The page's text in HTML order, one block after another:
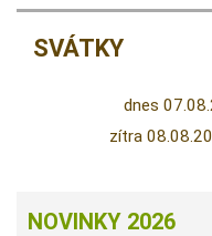
SVÁTKY
dnes
zítra
NOVINKY 2026